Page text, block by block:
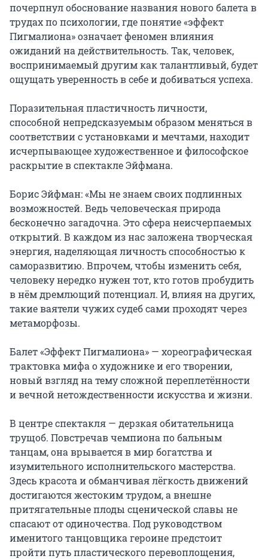
почерпнул обоснование названия нового балета в
трудах по психологии, где понятие «эффект
Пигмалиона» означает феномен влияния
ожиданий на действительность. Так, человек,
воспринимаемый другим как талантливый, будет
ощущать уверенность в себе и добиваться успеха.
Поразительная пластичность личности,
способной непредсказуемым образом меняться в
соответствии с установками и мечтами, находит
исчерпывающее художественное и философское
раскрытие в спектакле Эйфмана.
Борис Эйфман: «Мы не знаем своих подлинных
возможностей. Ведь человеческая природа
бесконечно загадочна. Это сфера неисчерпаемых
открытий. В каждом из нас заложена творческая
энергия, наделяющая личность способностью к
саморазвитию. Впрочем, чтобы изменить себя,
человеку нередко нужен тот, кто готов пробудить
в нём дремлющий потенциал. И, влияя на других,
такие ваятели чужих судеб сами проходят через
метаморфозы.
Балет «Эффект Пигмалиона» — хореографическая
трактовка мифа о художнике и его творении,
новый взгляд на тему сложной переплетённости
и вечной нетождественности искусства и жизни.
В центре спектакля — дерзкая обитательница
трущоб. Повстречав чемпиона по бальным
танцам, она врывается в мир богатства и
изумительного исполнительского мастерства.
Здесь красота и обманчивая лёгкость движений
достигаются жестоким трудом, а внешне
притягательные плоды сценической славы не
спасают от одиночества. Под руководством
именитого танцовщика героине предстоит
пройти путь пластического перевоплощения,